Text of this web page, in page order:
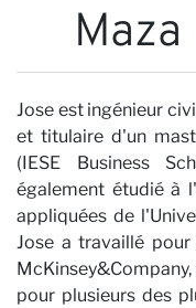
Maza
Jose est ingénieur
et titulaire d'un
(IESE Business
également étudié à
appliquées de
Jose a travaillé
pour plusieurs des